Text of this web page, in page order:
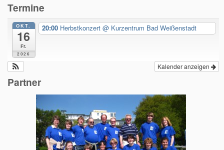
Termine
OKT.
16
Fr.
2026
20:00 Herbstkonzert @ Kurzentrum Bad Weißenstadt
Kalender anzeigen
Partner